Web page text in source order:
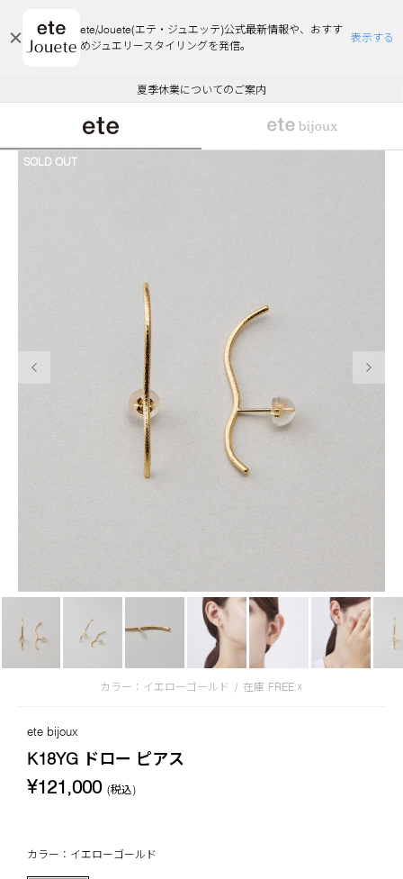
ete/Jouete(エテ・ジュエッテ)公式最新情報や、おすす
めジュエリースタイリングを発信。
表示する
エコラッピング及びエコポイント付与のご案内
ご注文いただいたお品物のお届け状況について
夏季休業についてのご案内
WEB Limited Items >>
採用のご案内
悪質な偽サイトにご注意ください
エコラッピング及びエコポイント付与のご案内
ご注文いただいたお品物のお届け状況について
カラー：イエローゴールド / 在庫 FREE:☓
SOLD OUT
ete bijoux
K18YG ドロー ピアス
¥121,000 (税込)
カラー：イエローゴールド